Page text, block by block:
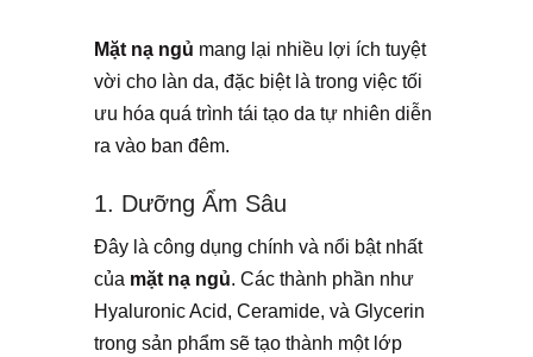
Mặt nạ ngủ mang lại nhiều lợi ích tuyệt
vời cho làn da, đặc biệt là trong việc tối
ưu hóa quá trình tái tạo da tự nhiên diễn
ra vào ban đêm.
1. Dưỡng Ẩm Sâu
Đây là công dụng chính và nổi bật nhất
của mặt nạ ngủ. Các thành phần như
Hyaluronic Acid, Ceramide, và Glycerin
trong sản phẩm sẽ tạo thành một lớp